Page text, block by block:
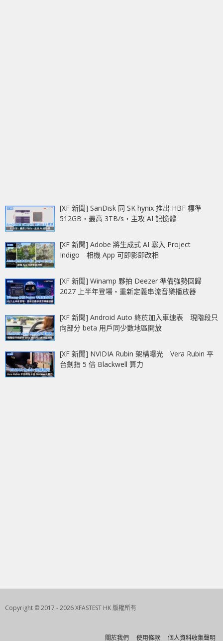
[XF 新聞] SanDisk 同 SK hynix 推出 HBF 標準
512GB‧最高 3TB/s‧主攻 AI 記憶體
[XF 新聞] Adobe 將生成式 AI 塞入 Project
Indigo 相機 App 可即影即改相
[XF 新聞] Winamp 夥拍 Deezer 準備強勢回歸
2027 上半年登場‧重新定義串流音樂播放器
[XF 新聞] Android Auto 終於加入車速表 現階段只
向部分 beta 用戶同少數地區開放
[XF 新聞] NVIDIA Rubin 架構曝光 Vera Rubin 平
台劍指 5 倍 Blackwell 算力
Copyright © 2017 - 2026 XFASTEST HK 版權所有
關於我們 使用條款 個人資料收集聲明